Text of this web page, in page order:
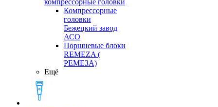
компрессорные головки
Компрессорные
головки
Бежецкий завод
АСО
Поршневые блоки
REMEZA (
РЕМЕЗА)
Ещё